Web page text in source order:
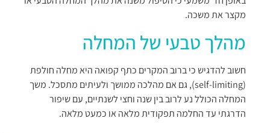
מקצר את משכה.
מהלך טבעי של המחלה
חשוב להדגיש כי ברוב המקרים כתף קפואה היא מחלה חולפת
(self-limiting), גם אם מהלכה ממושך ולעיתים מתסכל. משך
המחלה הכולל נע לרוב בין שנה וחצי לשנתיים, עם שיפור
הדרגתי עד החלמה תפקודית מלאה או כמעט מלאה.